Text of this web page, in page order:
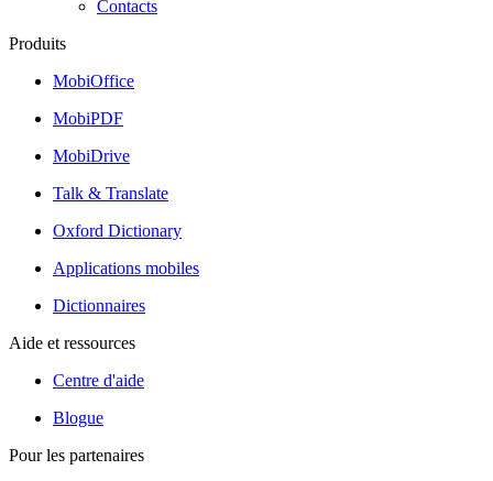
Contacts
Produits
MobiOffice
MobiPDF
MobiDrive
Talk & Translate
Oxford Dictionary
Applications mobiles
Dictionnaires
Aide et ressources
Centre d'aide
Blogue
Pour les partenaires